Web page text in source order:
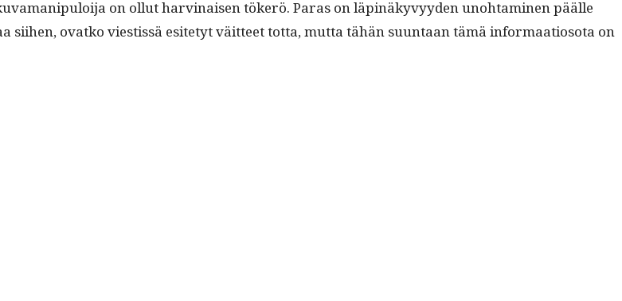
on ollut harv­inaisen tök­erö. Paras on läpinäkyvyy­den uno­ht­a­mi­nen päälle
siihen, ovatko viestis­sä esite­tyt väit­teet tot­ta, mut­ta tähän suun­taan tämä infor­maa­tioso­ta on